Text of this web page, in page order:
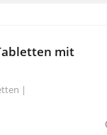
mit
|